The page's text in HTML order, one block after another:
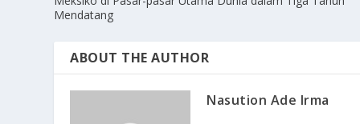
Mendatang
ABOUT THE AUTHOR
Nasution Ade Irma